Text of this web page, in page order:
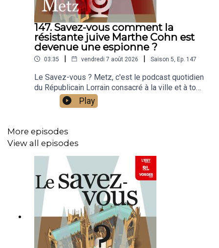
147. Savez-vous comment la
résistante juive Marthe Cohn est
devenue une espionne ?
03:35 | vendredi 7 août 2026 | Saison 5 Ep. 147
Le Savez-vous ? Metz, c'est le podcast quotidien
du Républicain Lorrain consacré à la ville et à tout
ce que vous ignorez sur elle.Un podcast raconté
par Jean-Marie Russe basé sur les articles
Play
More episodes
View all episodes